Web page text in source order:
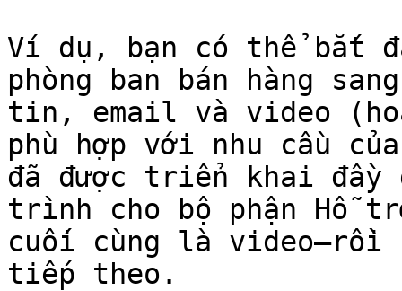
Ví dụ, bạn có thể bắt
phòng ban bán hàng
tin, email và video
phù hợp với nhu cầu
đã được triển khai
trình cho bộ phận Hỗ
cuối cùng là video—rồi
tiếp theo.